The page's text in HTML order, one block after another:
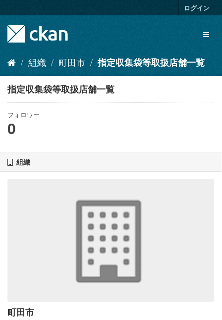
キ
容
ログイン
組織 町田市 指定収集袋等取扱店舗一覧
指定収集袋等取扱店舗一覧
フォロワー
0
組織
町田市